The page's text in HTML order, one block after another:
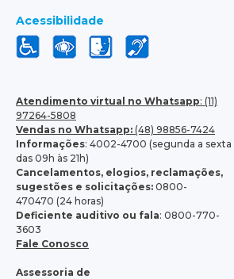
Acessibilidade
Atendimento virtual no Whatsapp: (11)
97264-5808
Vendas no Whatsapp: (48) 98856-7424
Informações: 4002-4700 (segunda a sexta
das 09h às 21h)
Cancelamentos, elogios, reclamações,
sugestões e solicitações: 0800-
470470 (24 horas)
Deficiente auditivo ou fala: 0800-770-
3603
Fale Conosco
Assessoria de